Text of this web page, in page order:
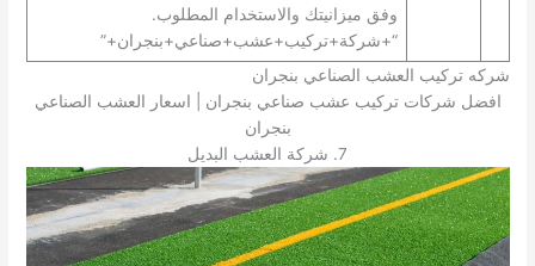
وفق ميزانيتك والاستخدام المطلوب.
“+شركة+تركيب+عشب+صناعي+بنجران+”
شركه تركيب العشب الصناعي بنجران
افضل شركات تركيب عشب صناعي بنجران | اسعار العشب الصناعي
بنجران
7. شركة العشب البديل